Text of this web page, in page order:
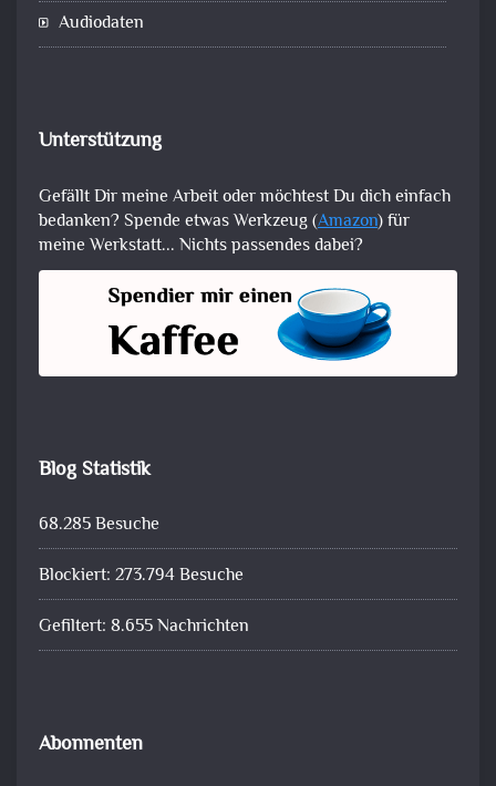
Audiodaten
Unterstützung
Gefällt Dir meine Arbeit oder möchtest Du dich einfach
bedanken? Spende etwas Werkzeug (Amazon) für
meine Werkstatt... Nichts passendes dabei?
Blog Statistik
68.285 Besuche
Blockiert: 273.794 Besuche
Gefiltert: 8.655 Nachrichten
Abonnenten